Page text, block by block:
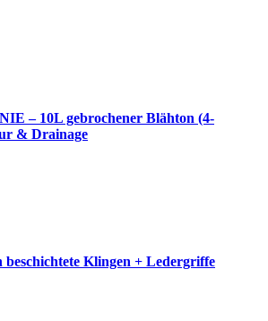
– 10L gebrochener Blähton (4-
& Drainage
beschichtete Klingen + Ledergriffe